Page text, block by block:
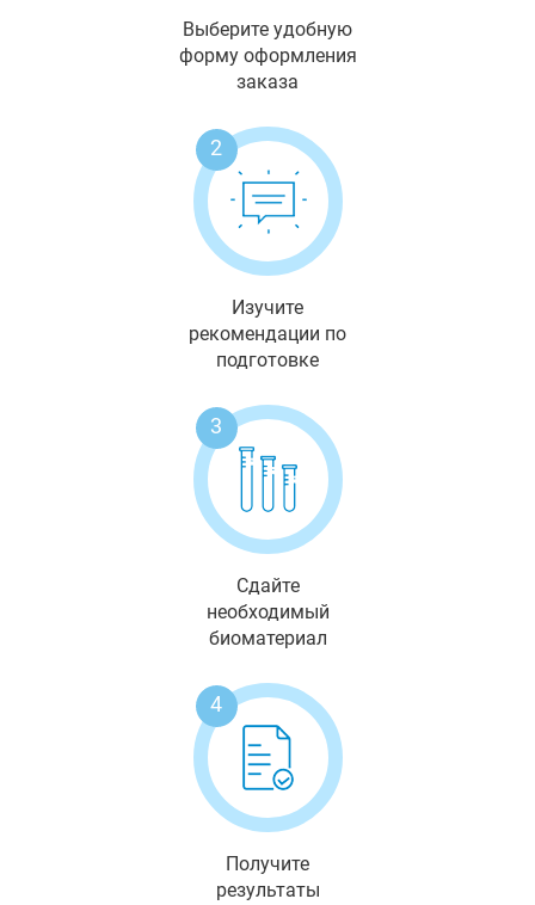
Выберите удобную
форму оформления
заказа
2
Изучите
рекомендации по
подготовке
3
Сдайте
необходимый
биоматериал
4
Получите
результаты